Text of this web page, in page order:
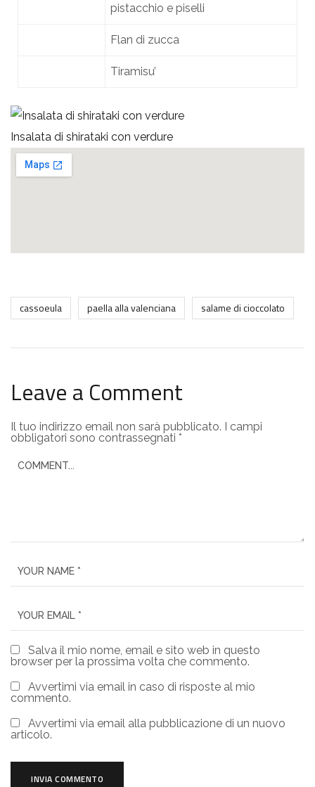
pistacchio e piselli
Flan di zucca
Tiramisu’
Insalata di shirataki con verdure
cassoeula paella alla valenciana salame di cioccolato
Leave a Comment
Il tuo indirizzo email non sarà pubblicato. I campi
obbligatori sono contrassegnati *
Salva il mio nome, email e sito web in questo
browser per la prossima volta che commento.
Avvertimi via email in caso di risposte al mio
commento.
Avvertimi via email alla pubblicazione di un nuovo
articolo.